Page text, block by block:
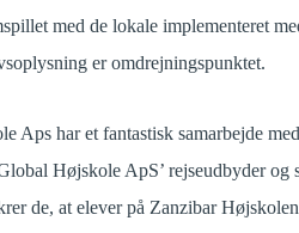
med de lokale implementeret
er omdrejningspunktet.
Aps har et fantastisk samarbejde
Højskole ApS’ rejseudbyder
de, at elever på Zanzibar